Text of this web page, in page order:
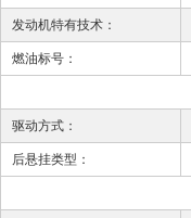
发动机特有技术：
燃油标号：
驱动方式：
后悬挂类型：